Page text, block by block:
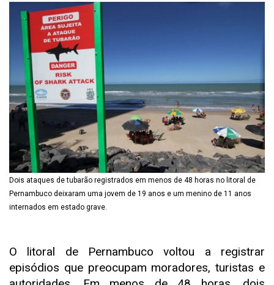
Dois ataques de tubarão registrados em menos de 48 horas no litoral de
Pernambuco deixaram uma jovem de 19 anos e um menino de 11 anos
internados em estado grave.
O litoral de Pernambuco voltou a registrar
episódios que preocupam moradores, turistas e